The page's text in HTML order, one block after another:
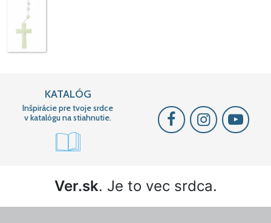
KATALÓG
Inšpirácie pre tvoje srdce
v katalógu na stiahnutie.
Ver.sk. Je to vec srdca.